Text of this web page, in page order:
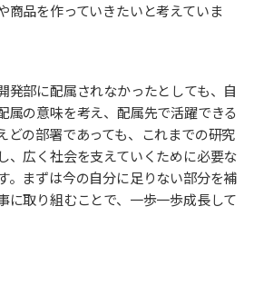
商品を作っていきたいと考えていま
部に配属されなかったとしても、自
属の意味を考え、配属先で活躍できる
どの部署であっても、これまでの研究
、広く社会を支えていくために必要な
。まずは今の自分に足りない部分を補
に取り組むことで、一歩一歩成長して